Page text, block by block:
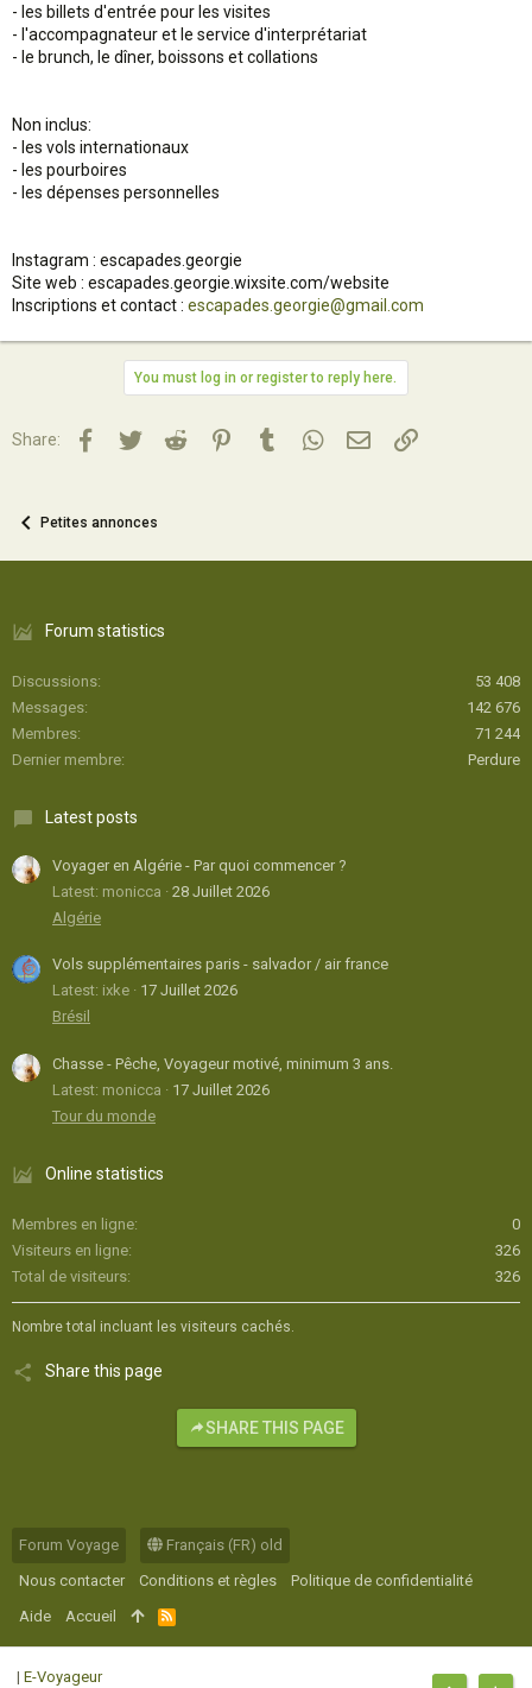
- les billets d'entrée pour les visites
- l'accompagnateur et le service d'interprétariat
- le brunch, le dîner, boissons et collations
Non inclus:
- les vols internationaux
- les pourboires
- les dépenses personnelles
Instagram : escapades.georgie
Site web : escapades.georgie.wixsite.com/website
Inscriptions et contact : escapades.georgie@gmail.com
You must log in or register to reply here.
Share: Facebook
TwitterReddit PinterestTumblrWhatsApp
Email Lien
Petites annonces
Forum statistics
Discussions
53 408
Messages
142 676
Membres
71 244
Dernier membre
Perdure
Latest posts
Voyager en Algérie - Par quoi commencer ?
Latest: monicca
28 Juillet 2026
Algérie
Vols supplémentaires paris - salvador / air france
Latest: ixke
17 Juillet 2026
Brésil
Chasse - Pêche, Voyageur motivé, minimum 3 ans.
Latest: monicca
17 Juillet 2026
Tour du monde
Online statistics
Membres en ligne
0
Visiteurs en ligne
326
Total de visiteurs
326
Nombre total incluant les visiteurs cachés.
Share this page
SHARE THIS PAGE
Forum Voyage
Français (FR) old
Nous contacter
Conditions et règles
Politique de confidentialité
Aide
Accueil
R
S
S
| E-Voyageur